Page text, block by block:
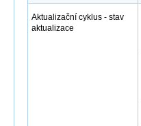
Aktualizační cyklus - stav
aktualizace